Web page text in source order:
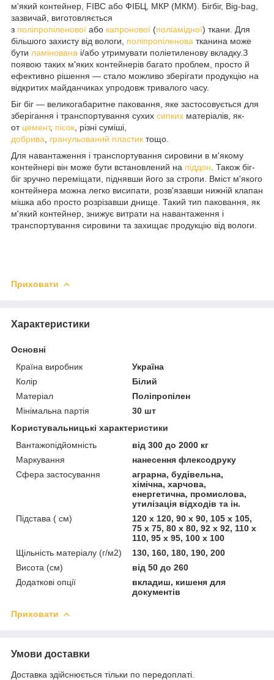
м'який контейнер, FIBC або ФІБЦ, МКР (МКМ). Бігбіг, Big-bag,
зазвичай, виготовляється
з поліпропіленової або капронової (поліамідної) ткани. Для
більшого захисту від вологи, поліпропіленова тканина може
бути ламінована і/або утримувати поліетиленову вкладку.З
появою таких м'яких контейнерів багато проблем, просто й
ефективно рішення — стало можливо зберігати продукцію на
відкритих майданчиках упродовж тривалого часу.
Біг біг — великогабаритне паковання, яке застосовується для
зберігання і транспортування сухих сипких матеріалів, як-
от цемент, пісок , різні суміші,
добрива
гранульований пластик тощо.
Для навантаження і транспортування сировини в м'якому
контейнері він може бути встановлений на піддон . Також біг-
біг зручно переміщати, піднявши його за стропи. Вміст м'якого
контейнера можна легко висипати, розв'язавши нижній клапан
мішка або просто розрізавши днище. Такий тип паковання, як
м'який контейнер, знижує витрати на навантаження і
транспортування сировини та захищає продукцію від вологи.
Приховати
Характеристики
Основні
Країна виробник
Україна
Колір
Білий
Матеріал
Поліпропілен
Мінімальна партія
30 шт
Користувальницькі характеристики
Вантажопідйомність
від 300 до 2000 кг
Маркування
нанесення флексодруку
Сфера застосування
аграрна, будівельна,
хімічна, харчова,
енергетична, промислова,
утилізація відходів та ін.
Підстава ( см)
120 х 120, 90 х 90, 105 х 105,
75 х 75, 80 х 80, 92 х 92, 110 х
110, 95 х 95, 100 х 100
Щільність матеріалу (г/м2)
130, 160, 180, 190, 200
Висота (см)
від 50 до 260
Додаткові опції
вкладиш, кишеня для
документів
Приховати
Умови доставки
Доставка здійснюється тільки по передоплаті.